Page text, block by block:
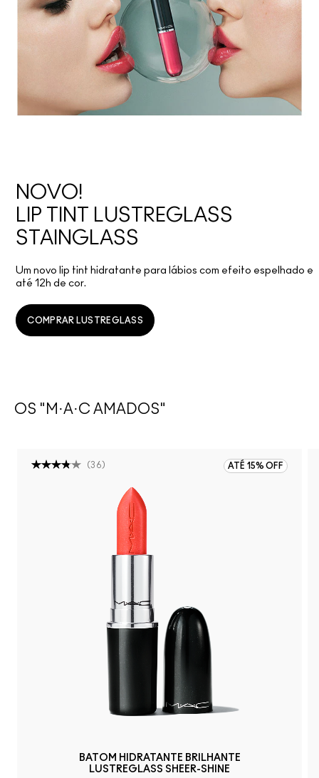
NOVO!
LIP TINT LUSTREGLASS
STAINGLASS
Um novo lip tint hidratante para lábios com efeito espelhado e
até 12h de cor.
COMPRAR LUSTREGLASS
OS "M·A·C AMADOS"
ATÉ 15% OFF
(36 )
BATOM HIDRATANTE BRILHANTE
LUSTREGLASS SHEER-SHINE